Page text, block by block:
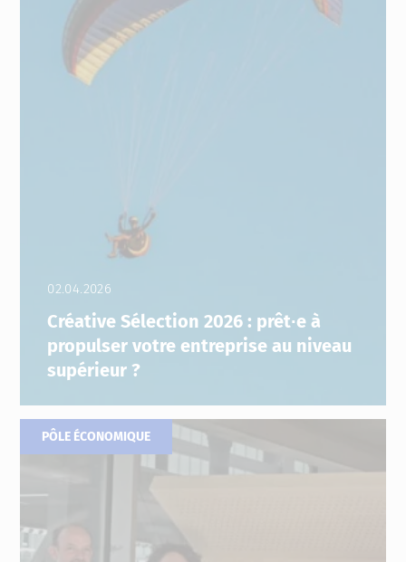
02.04.2026
Créative Sélection 2026 : prêt∙e à
propulser votre entreprise au niveau
supérieur ?
PÔLE ÉCONOMIQUE